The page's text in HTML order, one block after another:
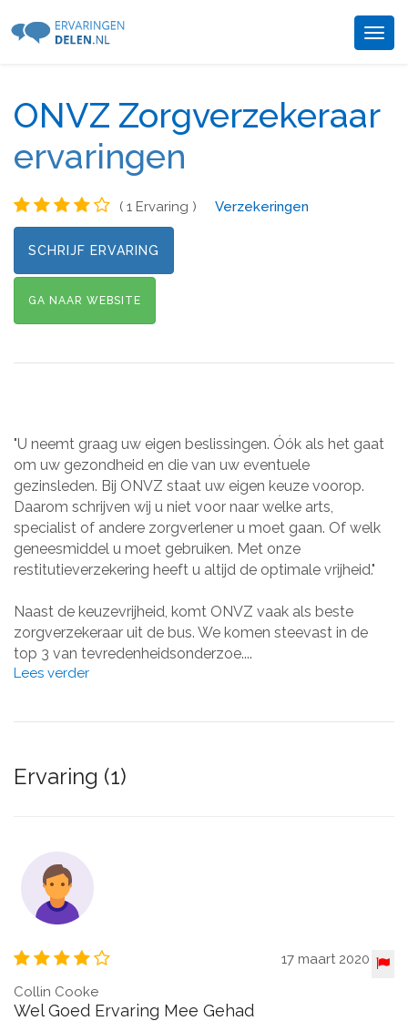
ONVZ Zorgverzekeraar
ervaringen
( 1 Ervaring ) Verzekeringen
SCHRIJF ERVARING
GA NAAR WEBSITE
"U neemt graag uw eigen beslissingen. Óók als het gaat
om uw gezondheid en die van uw eventuele
gezinsleden. Bij ONVZ staat uw eigen keuze voorop.
Daarom schrijven wij u niet voor naar welke arts,
specialist of andere zorgverlener u moet gaan. Of welk
geneesmiddel u moet gebruiken. Met onze
restitutieverzekering heeft u altijd de optimale vrijheid."
Naast de keuzevrijheid, komt ONVZ vaak als beste
zorgverzekeraar uit de bus. We komen steevast in de
top 3 van tevredenheidsonderzoe....
Lees verder
Ervaring (1)
17 maart 2020
Collin Cooke
Wel Goed Ervaring Mee Gehad